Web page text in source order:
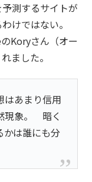
測するサイトが
わけではない。
Koryさん（オー
ました。
はあまり信用
現象。 暗く
かは誰にも分